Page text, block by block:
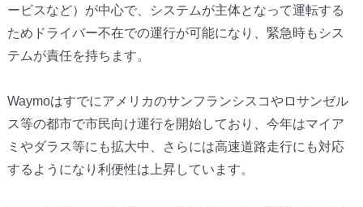
ービスなど）が中心で、
システムが主体となって運転する
ためドライバー不在での運行が可能になり、緊急時もシス
テムが責任を持ちます。
Waymoはすでにアメリカのサンフランシスコやロサンゼル
ス等の都市で市民向け運行を開始しており、 今年はマイア
ミやダラス等にも拡大中、
さらには高速道路走行にも対応
するようになり利便性は上昇してい ます。